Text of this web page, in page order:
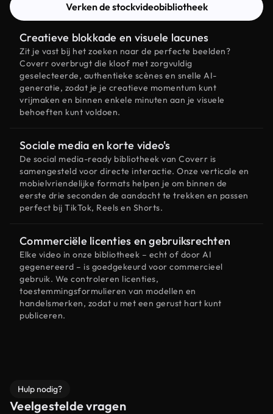
Verken de stockvideobibliotheek
Creatieve blokkade en visuele lacunes
Zit je vast bij het zoeken naar de perfecte beelden?
Coverr overbrugt die kloof met zorgvuldig
geselecteerde, authentieke scènes en snelle AI-
generatie, zodat je je creatieve momentum kunt
vrijmaken en binnen enkele minuten aan je visuele
behoeften kunt voldoen.
Sociale media en korte video's
De social media-ready bibliotheek van Coverr is
samengesteld voor directe interactie. Onze verticale en
mobielvriendelijke formats helpen je om binnen de
eerste drie seconden de aandacht te trekken en passen
perfect bij TikTok, Reels en Shorts.
Commerciële licenties en gebruiksrechten
Elke video in onze bibliotheek – echt of door AI
gegenereerd – is goedgekeurd voor commercieel
gebruik. We controleren licenties,
toestemmingsformulieren van modellen en
handelsmerken, zodat u met een gerust hart kunt
publiceren.
Hulp nodig?
Veelgestelde vragen